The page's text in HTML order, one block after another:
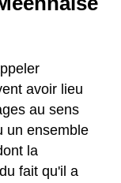
avoir lieu
au sens
un ensemble
la
fait qu'il a